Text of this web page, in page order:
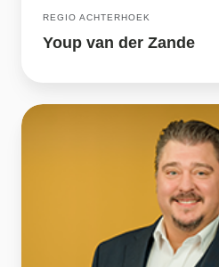
REGIO ACHTERHOEK
Youp van der Zande
Rogier
Driessen